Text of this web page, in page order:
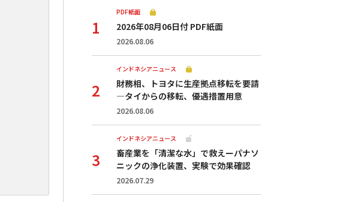
PDF紙面
2026年08月06日付 PDF紙面
2026.08.06
インドネシアニュース
財務相、トヨタに生産拠点移転を要請
—タイからの移転、優遇措置用意
2026.08.06
インドネシアニュース
畜産業を「清潔な水」で救えーパナソ
ニックの浄化装置、実験で効果確認
2026.07.29